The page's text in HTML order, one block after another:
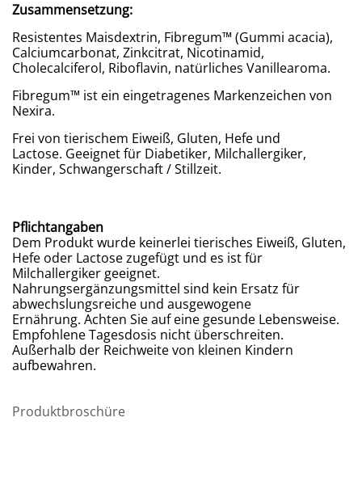
Zusammensetzung:
Resistentes Maisdextrin, Fibregum™ (Gummi acacia),
Calciumcarbonat, Zinkcitrat, Nicotinamid,
Cholecalciferol, Riboflavin, natürliches Vanillearoma.
Fibregum™ ist ein eingetragenes Markenzeichen von
Nexira.
Frei von tierischem Eiweiß, Gluten, Hefe und
Lactose. Geeignet für Diabetiker, Milchallergiker,
Kinder, Schwangerschaft / Stillzeit.
Pflichtangaben
Dem Produkt wurde keinerlei tierisches Eiweiß, Gluten,
Hefe oder Lactose zugefügt und es ist für
Milchallergiker geeignet.
Nahrungsergänzungsmittel sind kein Ersatz für
abwechslungsreiche und ausgewogene
Ernährung. Achten Sie auf eine gesunde Lebensweise.
Empfohlene Tagesdosis nicht überschreiten.
Außerhalb der Reichweite von kleinen Kindern
aufbewahren.
Produktbroschüre